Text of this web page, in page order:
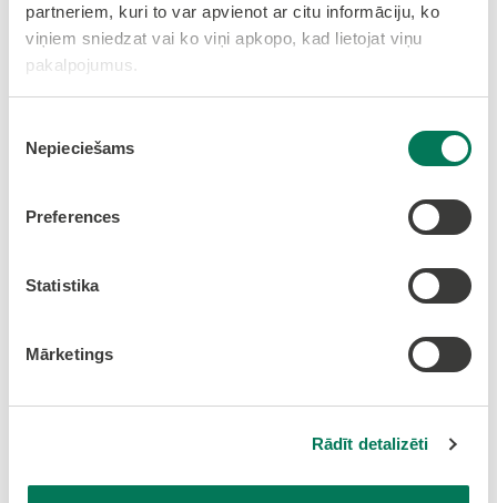
partneriem, kuri to var apvienot ar citu informāciju, ko
viņiem sniedzat vai ko viņi apkopo, kad lietojat viņu
pakalpojumus.
izvēle
Nepieciešams
Preferences
Statistika
Mārketings
Rādīt detalizēti
Ieslodzījuma vietu pārvalde
Atkarīgo centra vecāko inspektoru Olainē
Ārstu (ķirurgu) Olainē
Ārstu (narkologu) Olainē
Ārstu (neatliekamās medicīnas) Olainē
Radiologa asistentu Olainē